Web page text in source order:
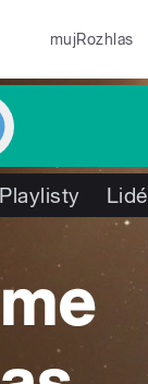
mujRozhlas
Playlisty Lidé